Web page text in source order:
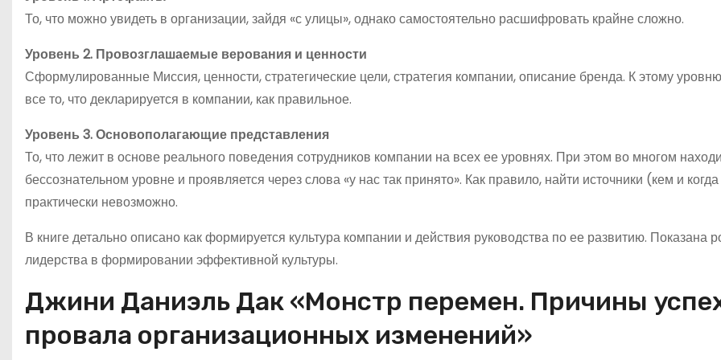
То, что можно увидеть в организации, зайдя «с улицы», однако самостоятельно расшифровать крайне сложно.
Уровень 2. Провозглашаемые верования и ценности
Сформулированные Миссия, ценности, стратегические цели, стратегия компании, описание бренда. К этому
все то, что декларируется в компании, как правильное.
Уровень 3. Основополагающие представления
То, что лежит в основе реального поведения сотрудников компании на всех ее уровнях. При этом во многом
бессознательном уровне и проявляется через слова «у нас так принято». Как правило, найти источники (кем и
практически невозможно.
В книге детально описано как формируется культура компании и действия руководства по ее развитию. Показана
лидерства в формировании эффективной культуры.
Джини Даниэль Дак «Монстр перемен. Причины
провала организационных изменений»